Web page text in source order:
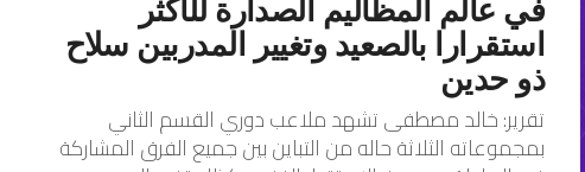
استقرارا بالصعيد وتغيير المدربين سلاح
ذو حدين
تقرير: خالد مصطفى تشهد ملاعب دوري القسم الثاني
بمجموعاته الثلاثة حاله من التباين بين جميع الفرق المشاركة